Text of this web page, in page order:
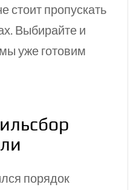
стоит пропускать
Выбирайте и
уже готовим
порядок